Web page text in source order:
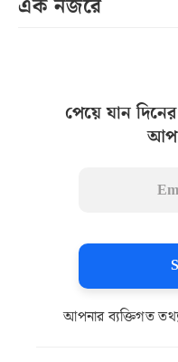
এক নজরে
পেয়ে যান
আপনার ব্যক্তিগত